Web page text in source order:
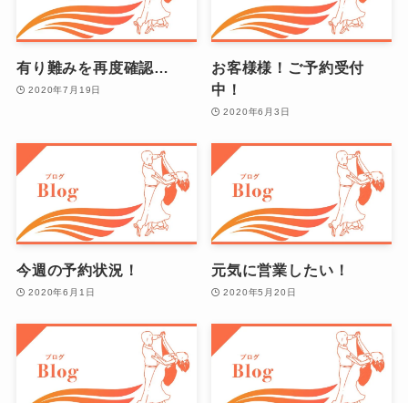
有り難みを再度確認…
2020年7月19日
お客様様！ご予約受付
中！
2020年6月3日
今週の予約状況！
2020年6月1日
元気に営業したい！
2020年5月20日